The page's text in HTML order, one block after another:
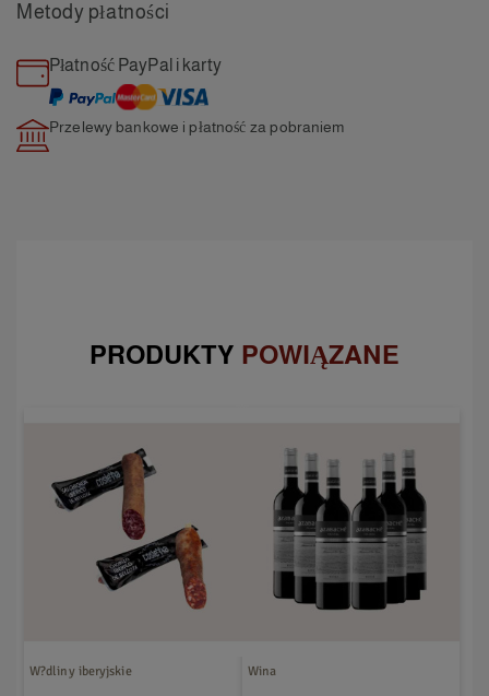
Metody płatności
Płatność PayPal i karty
Przelewy bankowe i płatność za pobraniem
PRODUKTY POWIĄZANE
W?dliny iberyjskie Wina